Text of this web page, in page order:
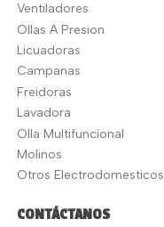
Ventiladores
Ollas A Presion
Licuadoras
Campanas
Freidoras
Lavadora
Olla Multifuncional
Molinos
Otros Electrodomesticos
CONTÁCTANOS